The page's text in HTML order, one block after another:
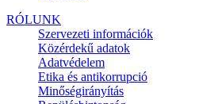
RÓLUNK
Szervezeti információk
Közérdekű adatok
Adatvédelem
Etika és antikorrupció
Minőségirányítás